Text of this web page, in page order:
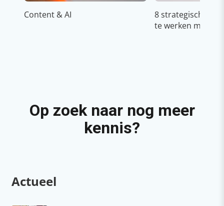
Content & AI
8 strategische
te werken met
Op zoek naar nog meer
kennis?
Actueel